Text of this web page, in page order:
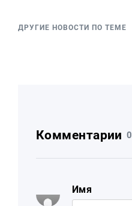
ДРУГИЕ НОВОСТИ ПО ТЕМЕ
Комментарии 0
Имя